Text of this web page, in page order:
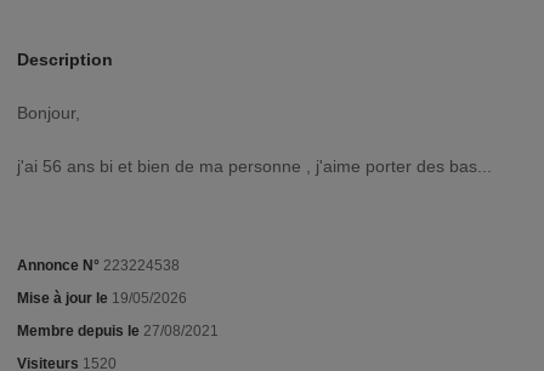
Description
Bonjour,
j'ai 56 ans bi et bien de ma personne , j'aime porter des bas...
Annonce N° 223224538
Mise à jour le 19/05/2026
Membre depuis le 27/08/2021
Visiteurs 1520